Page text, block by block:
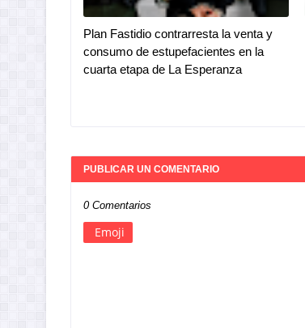
Plan Fastidio contrarresta la venta y
consumo de estupefacientes en la
cuarta etapa de La Esperanza
PUBLICAR UN COMENTARIO
0 Comentarios
Emoji